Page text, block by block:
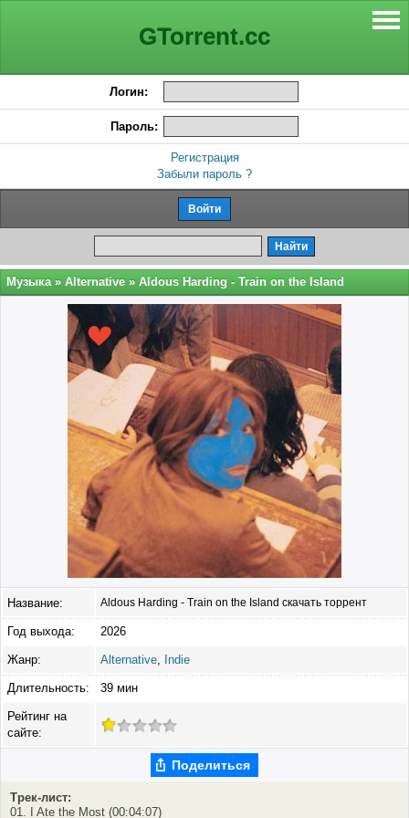
GTorrent.cc
Логин:
Пароль:
Регистрация
Забыли пароль ?
Музыка » Alternative » Aldous Harding - Train on the Island
Название: Aldous Harding - Train on the Island скачать торрент
Год выхода: 2026
Жанр: Alternative Indie
Длительность: 39 мин
Рейтинг на
сайте:
Поделиться
Трек-лист:
01. I Ate the Most (00:04:07)